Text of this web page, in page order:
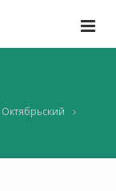
Октябрьский